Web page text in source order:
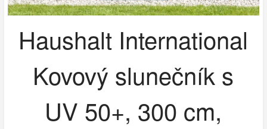
Haushalt International
Kovový slunečník s
UV 50+, 300 cm,